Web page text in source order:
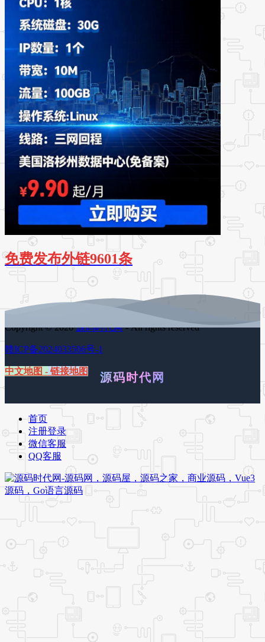
免费发布外链9601条
Copyright © 2026源码时代网- All rights reserved
赣ICP备2024033506号-1
中文地图 - 链接地图 源码时代网
首页
注册登录
微信客服
QQ客服